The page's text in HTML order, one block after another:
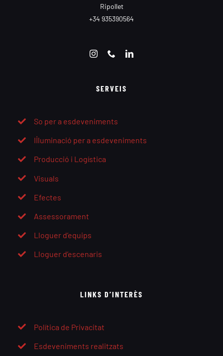
Ripollet
+34 935390564
SERVEIS
So per a esdeveniments
Il·luminació per a esdeveniments
Producció i Logística
Visuals
Efectes
Assessorament
Lloguer d’equips
Lloguer d’escenaris
LINKS D’INTERÈS
Política de Privacitat
Esdeveniments realitzats